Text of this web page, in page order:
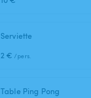
Serviette
2 € /pers.
Table Ping Pong